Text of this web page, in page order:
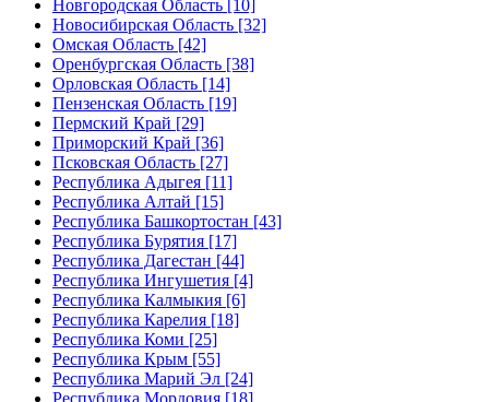
Новгородская Область [10]
Новосибирская Область [32]
Омская Область [42]
Оренбургская Область [38]
Орловская Область [14]
Пензенская Область [19]
Пермский Край [29]
Приморский Край [36]
Псковская Область [27]
Республика Адыгея [11]
Республика Алтай [15]
Республика Башкортостан [43]
Республика Бурятия [17]
Республика Дагестан [44]
Республика Ингушетия [4]
Республика Калмыкия [6]
Республика Карелия [18]
Республика Коми [25]
Республика Крым [55]
Республика Марий Эл [24]
Республика Мордовия [18]